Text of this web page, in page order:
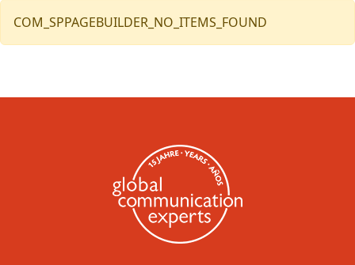
COM_SPPAGEBUILDER_NO_ITEMS_FOUND